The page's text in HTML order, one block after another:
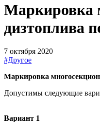
Маркировка
дизтоплива
7 октября 2020
#Другое
Маркировка
Допустимы следующие
Вариант 1